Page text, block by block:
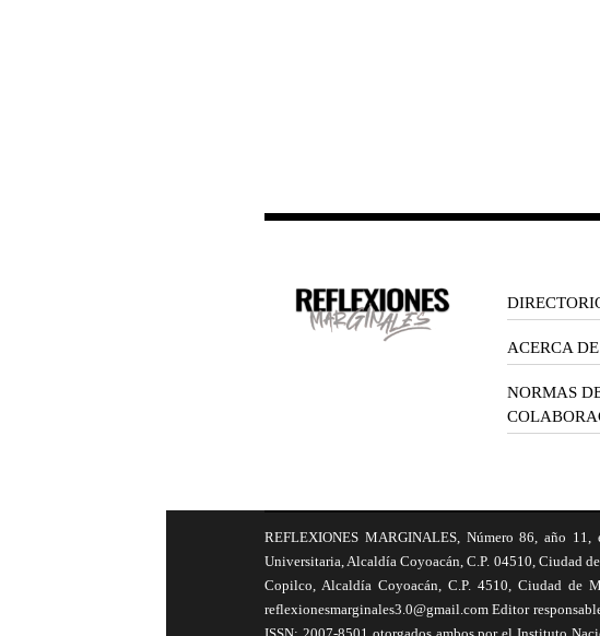
ACERCA
NORMAS
REFLEXIONES MARGINALES, Número 86, año
Universitaria, Alcaldía Coyoacán, C.P. 04510, Ciudad
Copilco, Alcaldía Coyoacán, C.P. 4510, Ciudad de
reflexionesmarginales3.0@gmail.com Editor